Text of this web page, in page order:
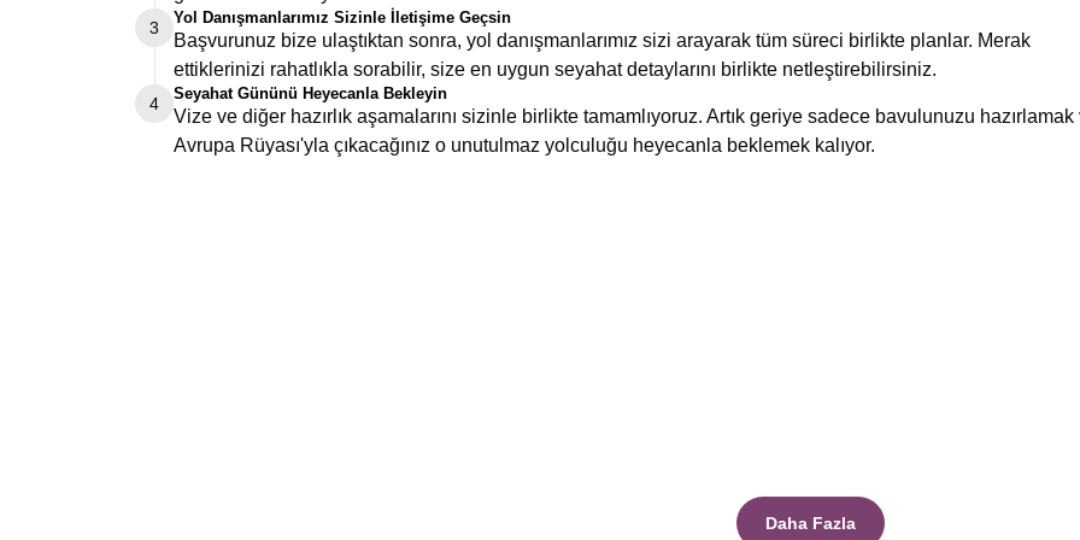
3
Yol Danışmanlarımız Sizinle İletişime Geçsin
Başvurunuz bize ulaştıktan sonra, yol danışmanlarımız sizi arayarak tüm süreci birlikte planlar. Merak
ettiklerinizi rahatlıkla sorabilir, size en uygun seyahat detaylarını birlikte netleştirebilirsiniz.
4
Seyahat Gününü Heyecanla Bekleyin
Vize ve diğer hazırlık aşamalarını sizinle birlikte tamamlıyoruz. Artık geriye sadece bavulunuzu hazırlamak
Avrupa Rüyası'yla çıkacağınız o unutulmaz yolculuğu heyecanla beklemek kalıyor.
Daha Fazla